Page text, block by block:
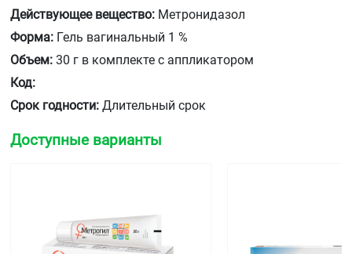
Действующее вещество: Метронидазол
Форма: Гель вагинальный 1 %
Объем: 30 г в комплекте с аппликатором
Код:
Срок годности: Длительный срок
Доступные варианты